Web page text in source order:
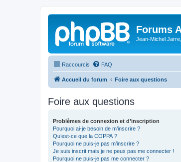
Forums
Jean-Michel
Raccourcis FAQ
Accueil du forum Foire aux questions
Foire aux questions
Problèmes de connexion et d’inscription
Pourquoi ai-je besoin de m’inscrire ?
Qu’est-ce que la COPPA ?
Pourquoi ne puis-je pas m’inscrire ?
Je suis inscrit mais je ne peux pas me connecter !
Pourquoi ne puis-je pas me connecter ?